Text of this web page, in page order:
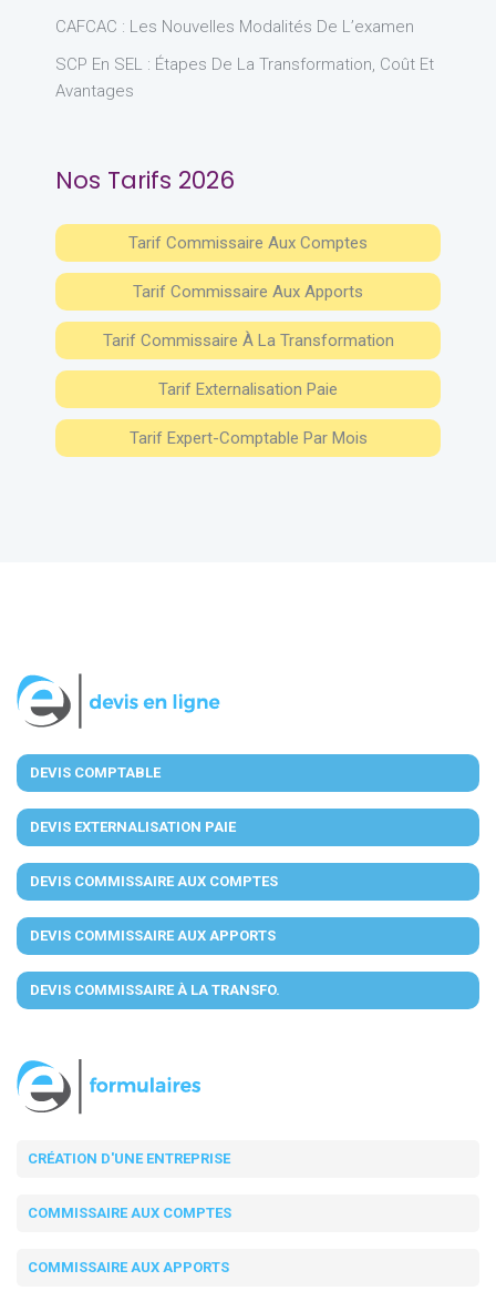
CAFCAC : Les Nouvelles Modalités De L’examen
SCP En SEL : Étapes De La Transformation, Coût Et
Avantages
Nos Tarifs 2026
Tarif Commissaire Aux Comptes
Tarif Commissaire Aux Apports
Tarif Commissaire À La Transformation
Tarif Externalisation Paie
Tarif Expert-Comptable Par Mois
DEVIS COMPTABLE
DEVIS EXTERNALISATION PAIE
DEVIS COMMISSAIRE AUX COMPTES
DEVIS COMMISSAIRE AUX APPORTS
DEVIS COMMISSAIRE À LA TRANSFO.
CRÉATION D'UNE ENTREPRISE
COMMISSAIRE AUX COMPTES
COMMISSAIRE AUX APPORTS